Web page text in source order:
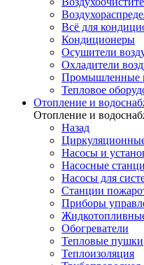
Всё для
Кондиционеры
Осушители
Охладители
Промышленные
Тепловое
Отопление и
Отопление и
Назад
Насосы и
Насосные
Насосы для
Станции
Приборы
Обогреватели
Тепловые пушки
Теплоизоляция